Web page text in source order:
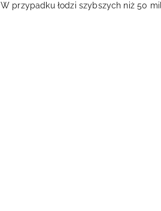
W przypadku łodzi szybszych niż 50